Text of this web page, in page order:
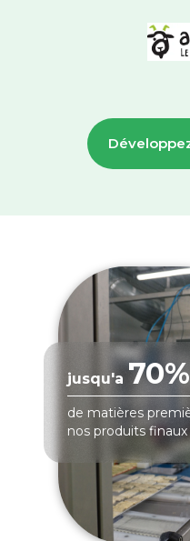
jusqu'a 70%
de matières
nos produits finaux